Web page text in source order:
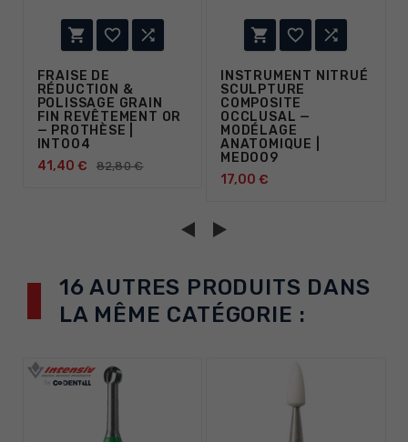
  
FRAISE DE
RÉDUCTION &
POLISSAGE GRAIN
FIN REVÊTEMENT OR
— PROTHÈSE |
INT004
41,40 €
82,80 €
  
INSTRUMENT NITRUÉ
SCULPTURE
COMPOSITE
OCCLUSAL —
MODÉLAGE
ANATOMIQUE |
MED009
17,00 €
16 AUTRES PRODUITS DANS
LA MÊME CATÉGORIE :